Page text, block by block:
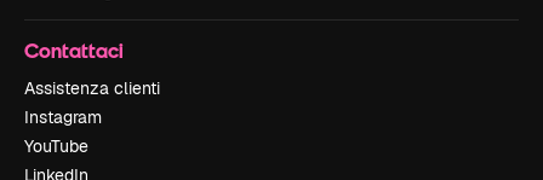
Contattaci
Assistenza clienti
Instagram
YouTube
LinkedIn